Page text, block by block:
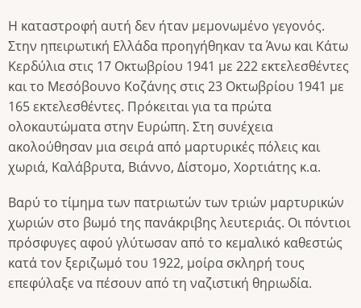
Η καταστροφή αυτή δεν ήταν μεμονωμένο γεγονός.
Στην ηπειρωτική Ελλάδα προηγήθηκαν τα Άνω και Κάτω
Κερδύλια στις 17 Οκτωβρίου 1941 με 222 εκτελεσθέντες
και το Μεσόβουνο Κοζάνης στις 23 Οκτωβρίου 1941 με
165 εκτελεσθέντες. Πρόκειται για τα πρώτα
ολοκαυτώματα στην Ευρώπη. Στη συνέχεια
ακολούθησαν μια σειρά από μαρτυρικές πόλεις και
χωριά, Καλάβρυτα, Βιάννο, Δίστομο, Χορτιάτης κ.α.
Βαρύ το τίμημα των πατριωτών των τριών μαρτυρικών
χωριών στο βωμό της πανάκριβης λευτεριάς. Οι πόντιοι
πρόσφυγες αφού γλύτωσαν από το κεμαλικό καθεστώς
κατά τον ξεριζωμό του 1922, μοίρα σκληρή τους
επεφύλαξε να πέσουν από τη ναζιστική θηριωδία.